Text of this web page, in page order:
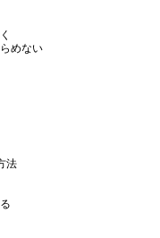
めない
法